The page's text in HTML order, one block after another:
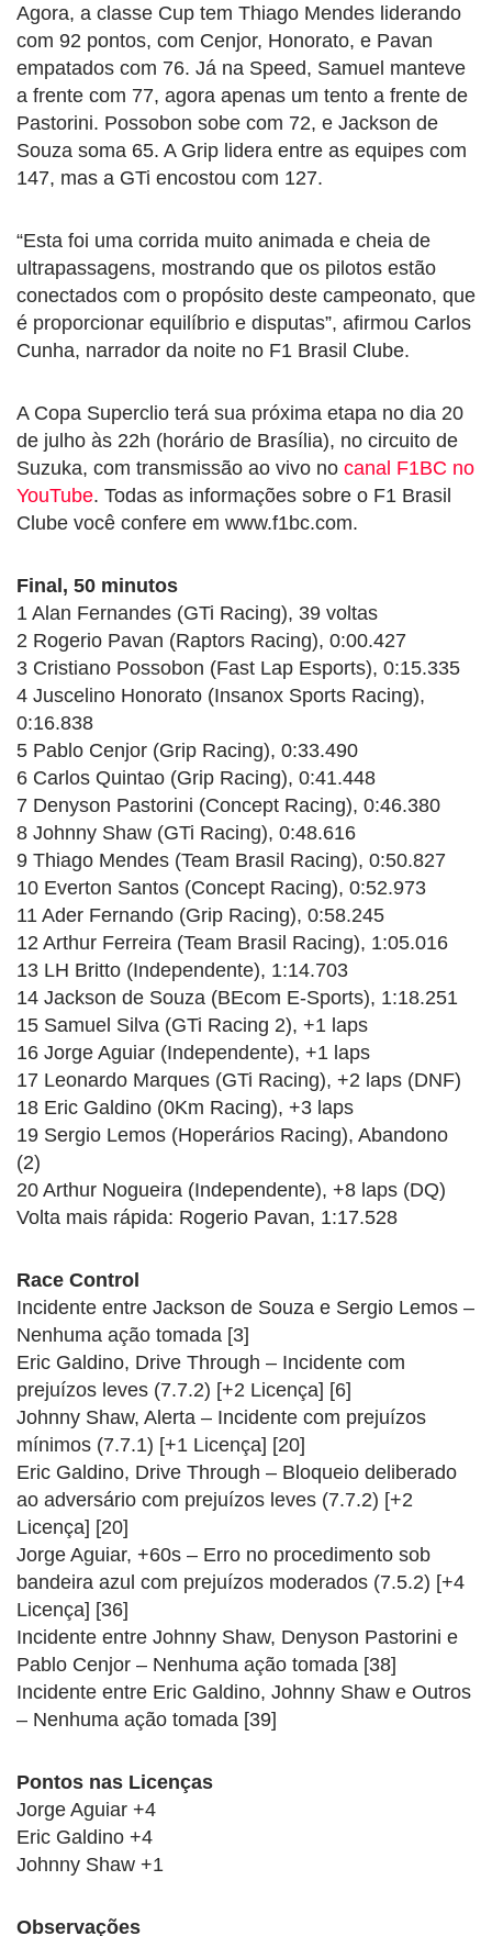
Agora, a classe Cup tem Thiago Mendes liderando
com 92 pontos, com Cenjor, Honorato, e Pavan
empatados com 76. Já na Speed, Samuel manteve
a frente com 77, agora apenas um tento a frente de
Pastorini. Possobon sobe com 72, e Jackson de
Souza soma 65. A Grip lidera entre as equipes com
147, mas a GTi encostou com 127.
“Esta foi uma corrida muito animada e cheia de
ultrapassagens, mostrando que os pilotos estão
conectados com o propósito deste campeonato, que
é proporcionar equilíbrio e disputas”, afirmou Carlos
Cunha, narrador da noite no F1 Brasil Clube.
A Copa Superclio terá sua próxima etapa no dia 20
de julho às 22h (horário de Brasília), no circuito de
Suzuka, com transmissão ao vivo no canal F1BC no
YouTube. Todas as informações sobre o F1 Brasil
Clube você confere em www.f1bc.com.
Final, 50 minutos
1 Alan Fernandes (GTi Racing), 39 voltas
2 Rogerio Pavan (Raptors Racing), 0:00.427
3 Cristiano Possobon (Fast Lap Esports), 0:15.335
4 Juscelino Honorato (Insanox Sports Racing),
0:16.838
5 Pablo Cenjor (Grip Racing), 0:33.490
6 Carlos Quintao (Grip Racing), 0:41.448
7 Denyson Pastorini (Concept Racing), 0:46.380
8 Johnny Shaw (GTi Racing), 0:48.616
9 Thiago Mendes (Team Brasil Racing), 0:50.827
10 Everton Santos (Concept Racing), 0:52.973
11 Ader Fernando (Grip Racing), 0:58.245
12 Arthur Ferreira (Team Brasil Racing), 1:05.016
13 LH Britto (Independente), 1:14.703
14 Jackson de Souza (BEcom E-Sports), 1:18.251
15 Samuel Silva (GTi Racing 2), +1 laps
16 Jorge Aguiar (Independente), +1 laps
17 Leonardo Marques (GTi Racing), +2 laps (DNF)
18 Eric Galdino (0Km Racing), +3 laps
19 Sergio Lemos (Hoperários Racing), Abandono
(2)
20 Arthur Nogueira (Independente), +8 laps (DQ)
Volta mais rápida: Rogerio Pavan, 1:17.528
Race Control
Incidente entre Jackson de Souza e Sergio Lemos –
Nenhuma ação tomada [3]
Eric Galdino, Drive Through – Incidente com
prejuízos leves (7.7.2) [+2 Licença] [6]
Johnny Shaw, Alerta – Incidente com prejuízos
mínimos (7.7.1) [+1 Licença] [20]
Eric Galdino, Drive Through – Bloqueio deliberado
ao adversário com prejuízos leves (7.7.2) [+2
Licença] [20]
Jorge Aguiar, +60s – Erro no procedimento sob
bandeira azul com prejuízos moderados (7.5.2) [+4
Licença] [36]
Incidente entre Johnny Shaw, Denyson Pastorini e
Pablo Cenjor – Nenhuma ação tomada [38]
Incidente entre Eric Galdino, Johnny Shaw e Outros
– Nenhuma ação tomada [39]
Pontos nas Licenças
Jorge Aguiar +4
Eric Galdino +4
Johnny Shaw +1
Observações